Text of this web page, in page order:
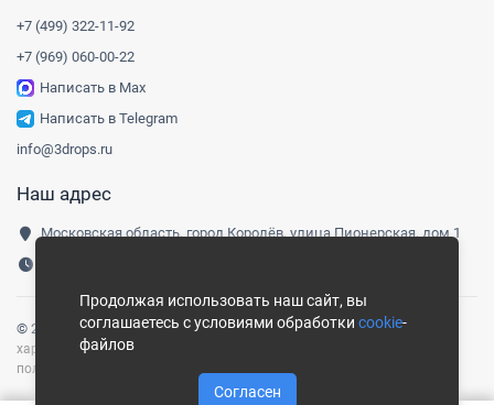
+7 (499) 322-11-92
+7 (969) 060-00-22
Написать в Max
Написать в Telegram
info@3drops.ru
Наш адрес
Московская область, город Королёв, улица Пионерская, дом 1
© 2016- 2026 Три капли| Карта сайта Сайт носит информационный
характер и не является публичной офертой, определяемой
положениями ст. 437 ГК РФ.
Продолжая использовать наш сайт, вы
соглашаетесь с условиями обработки cookie-
файлов
Согласен